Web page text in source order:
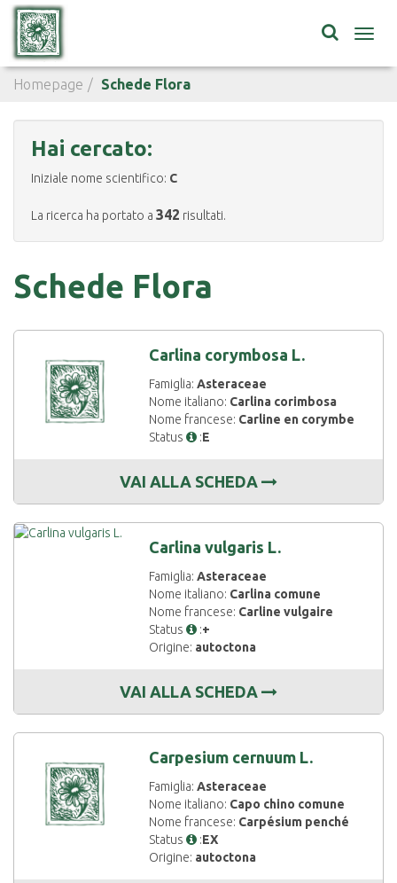
Homepage Schede Flora
Hai cercato:
Iniziale nome scientifico: C
La ricerca ha portato a 342 risultati.
Schede Flora
Carlina corymbosa L.
Famiglia:Asteraceae
Nome italiano: Carlina corimbosa
Nome francese: Carline en corymbe
Status
:E
VAI ALLA SCHEDA
Carlina vulgaris L.
Famiglia:Asteraceae
Nome italiano: Carlina comune
Nome francese: Carline vulgaire
Status
:+
Origine: autoctona
VAI ALLA SCHEDA
Carpesium cernuum L.
Famiglia:Asteraceae
Nome italiano: Capo chino comune
Nome francese: Carpésium penché
Status
:EX
Origine: autoctona